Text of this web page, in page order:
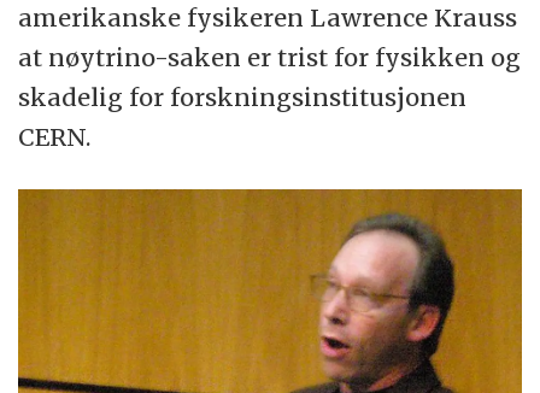
amerikanske fysikeren Lawrence Krauss
at nøytrino-saken er trist for fysikken og
skadelig for forskningsinstitusjonen
CERN.